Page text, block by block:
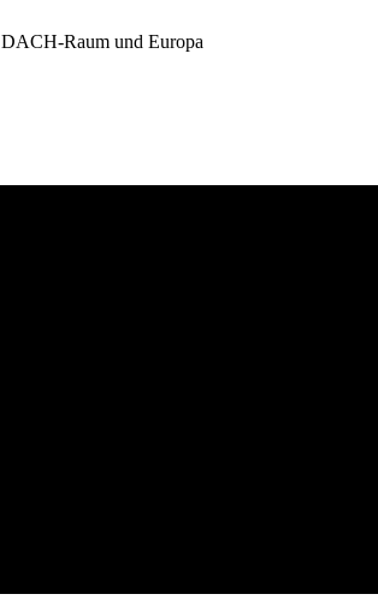
DACH-Raum und Europa